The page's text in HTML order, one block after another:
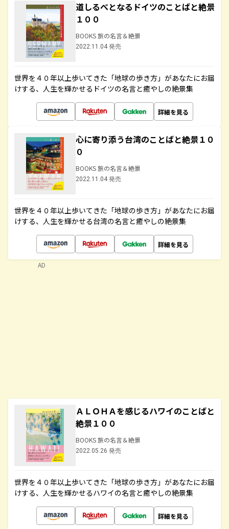
道しるべとなるドイツのことばと絶景
１００
BOOKS 旅の名言＆絶景
2022.11.04 発売
世界を４０年以上歩いてきた「地球の歩き方」があなたにお届
けする、人生を輝かせるドイツの名言と癒やしの絶景集
詳細を見る
心に寄り添う台湾のことばと絶景１０
０
BOOKS 旅の名言＆絶景
2022.11.04 発売
世界を４０年以上歩いてきた「地球の歩き方」があなたにお届
けする、人生を輝かせる台湾の名言と癒やしの絶景集
詳細を見る
ＡＬＯＨＡを感じるハワイのことばと
絶景１００
BOOKS 旅の名言＆絶景
2022.05.26 発売
世界を４０年以上歩いてきた「地球の歩き方」があなたにお届
けする、人生を輝かせるハワイの名言と癒やしの絶景集
詳細を見る
AD